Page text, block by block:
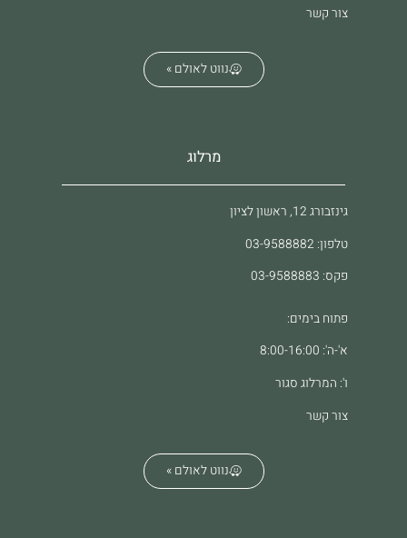
צור קשר
נווט לאולם »
מרלוג
גינזבורג 12, ראשון לציון
טלפון: 03-9588882
פקס: 03-9588883
פתוח בימים:
א'-ה': 8:00-16:00
ו': המרלוג סגור
צור קשר
נווט לאולם »